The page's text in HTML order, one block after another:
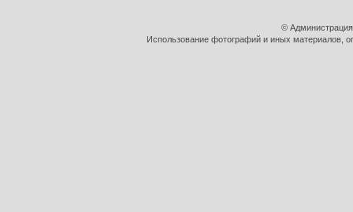
©
Использование фотографий и иных материалов,